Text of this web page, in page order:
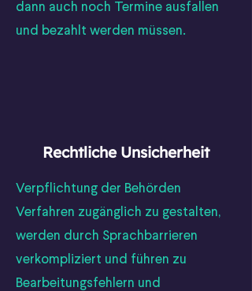
dann auch noch Termine ausfallen
und bezahlt werden müssen.
Rechtliche Unsicherheit
Verpflichtung der Behörden
Verfahren zugänglich zu gestalten,
werden durch Sprachbarrieren
verkompliziert und führen zu
Bearbeitungsfehlern und